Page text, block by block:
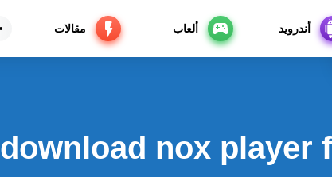
أندرويد ألعاب مقالات
download nox player